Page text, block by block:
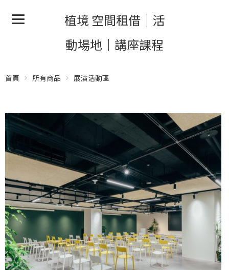
植境 空間租借｜活
動場地｜講座課程
首頁 所有商品 展演活動區